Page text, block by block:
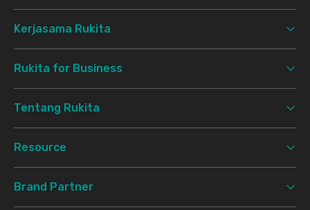
Kerjasama Rukita
Rukita for Business
Tentang Rukita
Resource
Brand Partner